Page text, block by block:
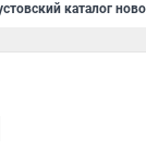
каталог